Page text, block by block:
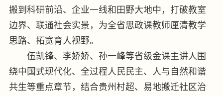
搬到科研前沿、企业一线和田野大地中，打破教室
边界、联通社会实景，为全省思政课教师厘清教学
思路、拓宽育人视野。
伍凯锋、李娇娇、孙一峰等省级金课主讲人围
绕中国式现代化、全过程人民民主、人与自然和谐
共生等重点章节，结合贵州村超、易地搬迁社区治